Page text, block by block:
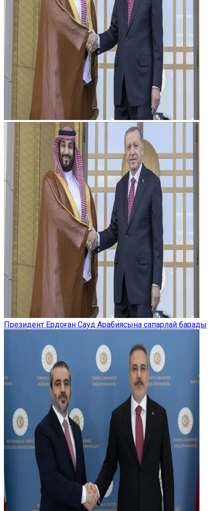
Президент Ердоған Сауд Арабиясына сапарлай барады